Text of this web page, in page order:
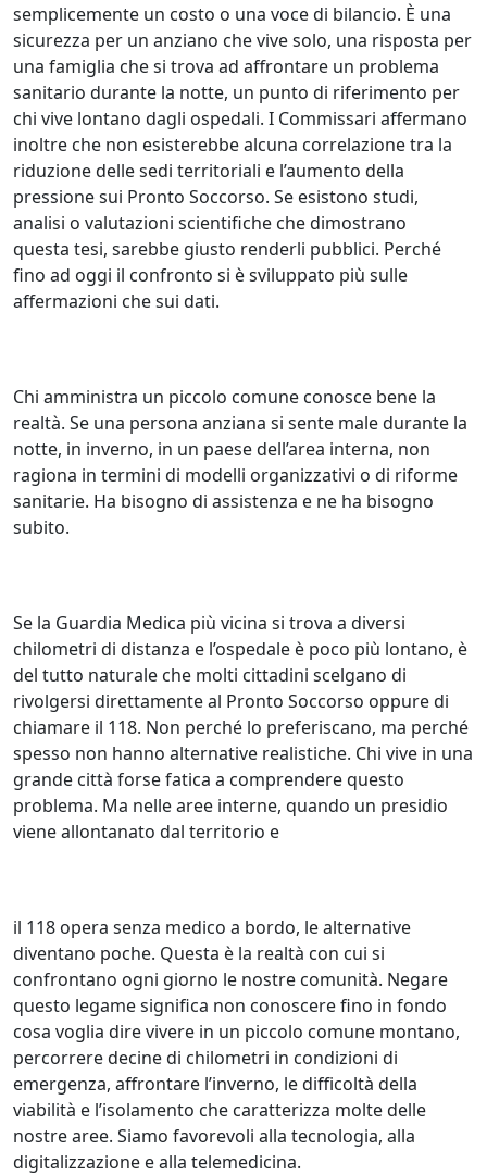
semplicemente un costo o una voce di bilancio. È una
sicurezza per un anziano che vive solo, una risposta per
una famiglia che si trova ad affrontare un problema
sanitario durante la notte, un punto di riferimento per
chi vive lontano dagli ospedali. I Commissari affermano
inoltre che non esisterebbe alcuna correlazione tra la
riduzione delle sedi territoriali e l’aumento della
pressione sui Pronto Soccorso. Se esistono studi,
analisi o valutazioni scientifiche che dimostrano
questa tesi, sarebbe giusto renderli pubblici. Perché
fino ad oggi il confronto si è sviluppato più sulle
affermazioni che sui dati.
Chi amministra un piccolo comune conosce bene la
realtà. Se una persona anziana si sente male durante la
notte, in inverno, in un paese dell’area interna, non
ragiona in termini di modelli organizzativi o di riforme
sanitarie. Ha bisogno di assistenza e ne ha bisogno
subito.
Se la Guardia Medica più vicina si trova a diversi
chilometri di distanza e l’ospedale è poco più lontano, è
del tutto naturale che molti cittadini scelgano di
rivolgersi direttamente al Pronto Soccorso oppure di
chiamare il 118. Non perché lo preferiscano, ma perché
spesso non hanno alternative realistiche. Chi vive in una
grande città forse fatica a comprendere questo
problema. Ma nelle aree interne, quando un presidio
viene allontanato dal territorio e
il 118 opera senza medico a bordo, le alternative
diventano poche. Questa è la realtà con cui si
confrontano ogni giorno le nostre comunità. Negare
questo legame significa non conoscere fino in fondo
cosa voglia dire vivere in un piccolo comune montano,
percorrere decine di chilometri in condizioni di
emergenza, affrontare l’inverno, le difficoltà della
viabilità e l’isolamento che caratterizza molte delle
nostre aree. Siamo favorevoli alla tecnologia, alla
digitalizzazione e alla telemedicina.